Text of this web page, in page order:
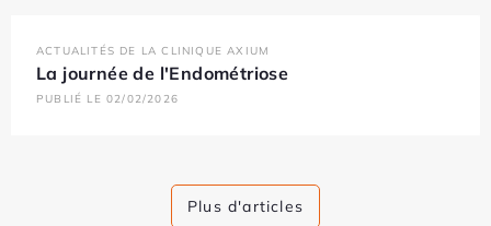
ACTUALITÉS DE LA CLINIQUE AXIUM
La journée de l'Endométriose
PUBLIÉ LE 02/02/2026
Plus d'articles